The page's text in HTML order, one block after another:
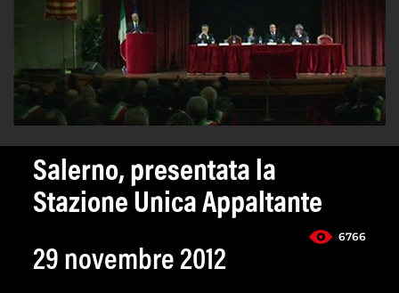
Salerno, presentata la
Stazione Unica Appaltante
6766
29 novembre 2012